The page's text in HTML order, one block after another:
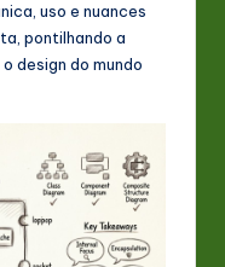
uso e nuances
pontilhando a
design do mundo